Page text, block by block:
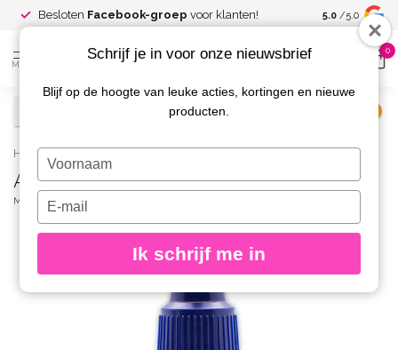
Besloten Facebook-groep voor klanten! Spaar voor
kortingen
5.0 /5.0
MENU
0
Home / AirNails Paint 49 Storm 10 ml.
AirNails Paint 49 Storm 10 ml.
MAGNETIC
Schrijf je in voor onze nieuwsbrief
Blijf op de hoogte van leuke acties, kortingen en nieuwe
producten.
Typ
je
naam
Typ
je
e-
in
Ik schrijf me in